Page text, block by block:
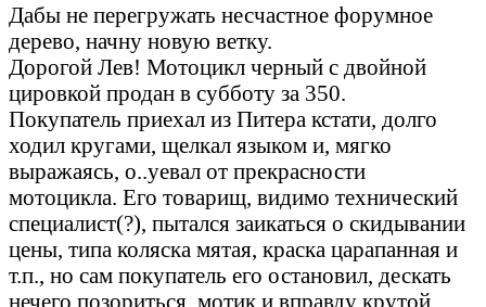
Дабы не перегружать несчастное форумное
дерево, начну новую ветку.
Дорогой Лев! Мотоцикл черный с двойной
цировкой продан в субботу за 350.
Покупатель приехал из Питера кстати, долго
ходил кругами, щелкал языком и, мягко
выражаясь, о..уевал от прекрасности
мотоцикла. Его товарищ, видимо технический
специалист(?), пытался заикаться о скидывании
цены, типа коляска мятая, краска царапанная и
т.п., но сам покупатель его остановил, дескать
нечего позориться, мотик и вправду крутой.